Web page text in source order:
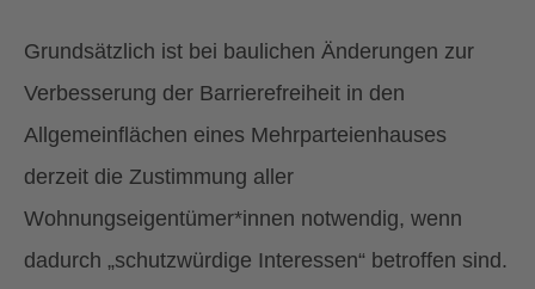
Grundsätzlich ist bei baulichen Änderungen zur
Verbesserung der Barrierefreiheit in den
Allgemeinflächen eines Mehrparteienhauses
derzeit die Zustimmung aller
Wohnungseigentümer*innen notwendig, wenn
dadurch „schutzwürdige Interessen“ betroffen sind.